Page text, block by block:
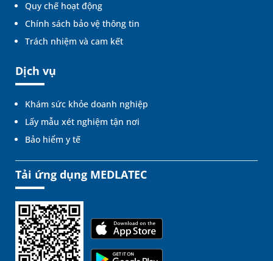
Quy chế hoạt động
Chính sách bảo vệ thông tin
Trách nhiệm và cam kết
Dịch vụ
Khám sức khỏe doanh nghiệp
Lấy mẫu xét nghiệm tận nơi
Bảo hiểm y tế
Tải ứng dụng MEDLATEC